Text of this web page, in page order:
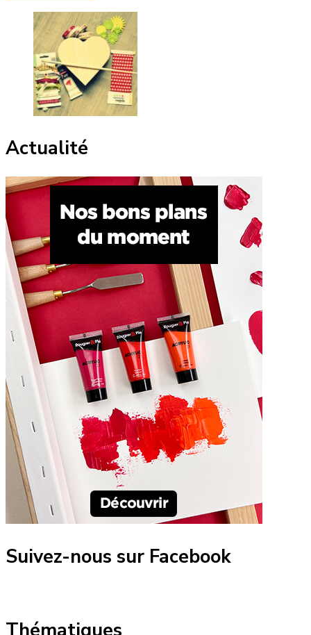
Actualité
Suivez-nous sur Facebook